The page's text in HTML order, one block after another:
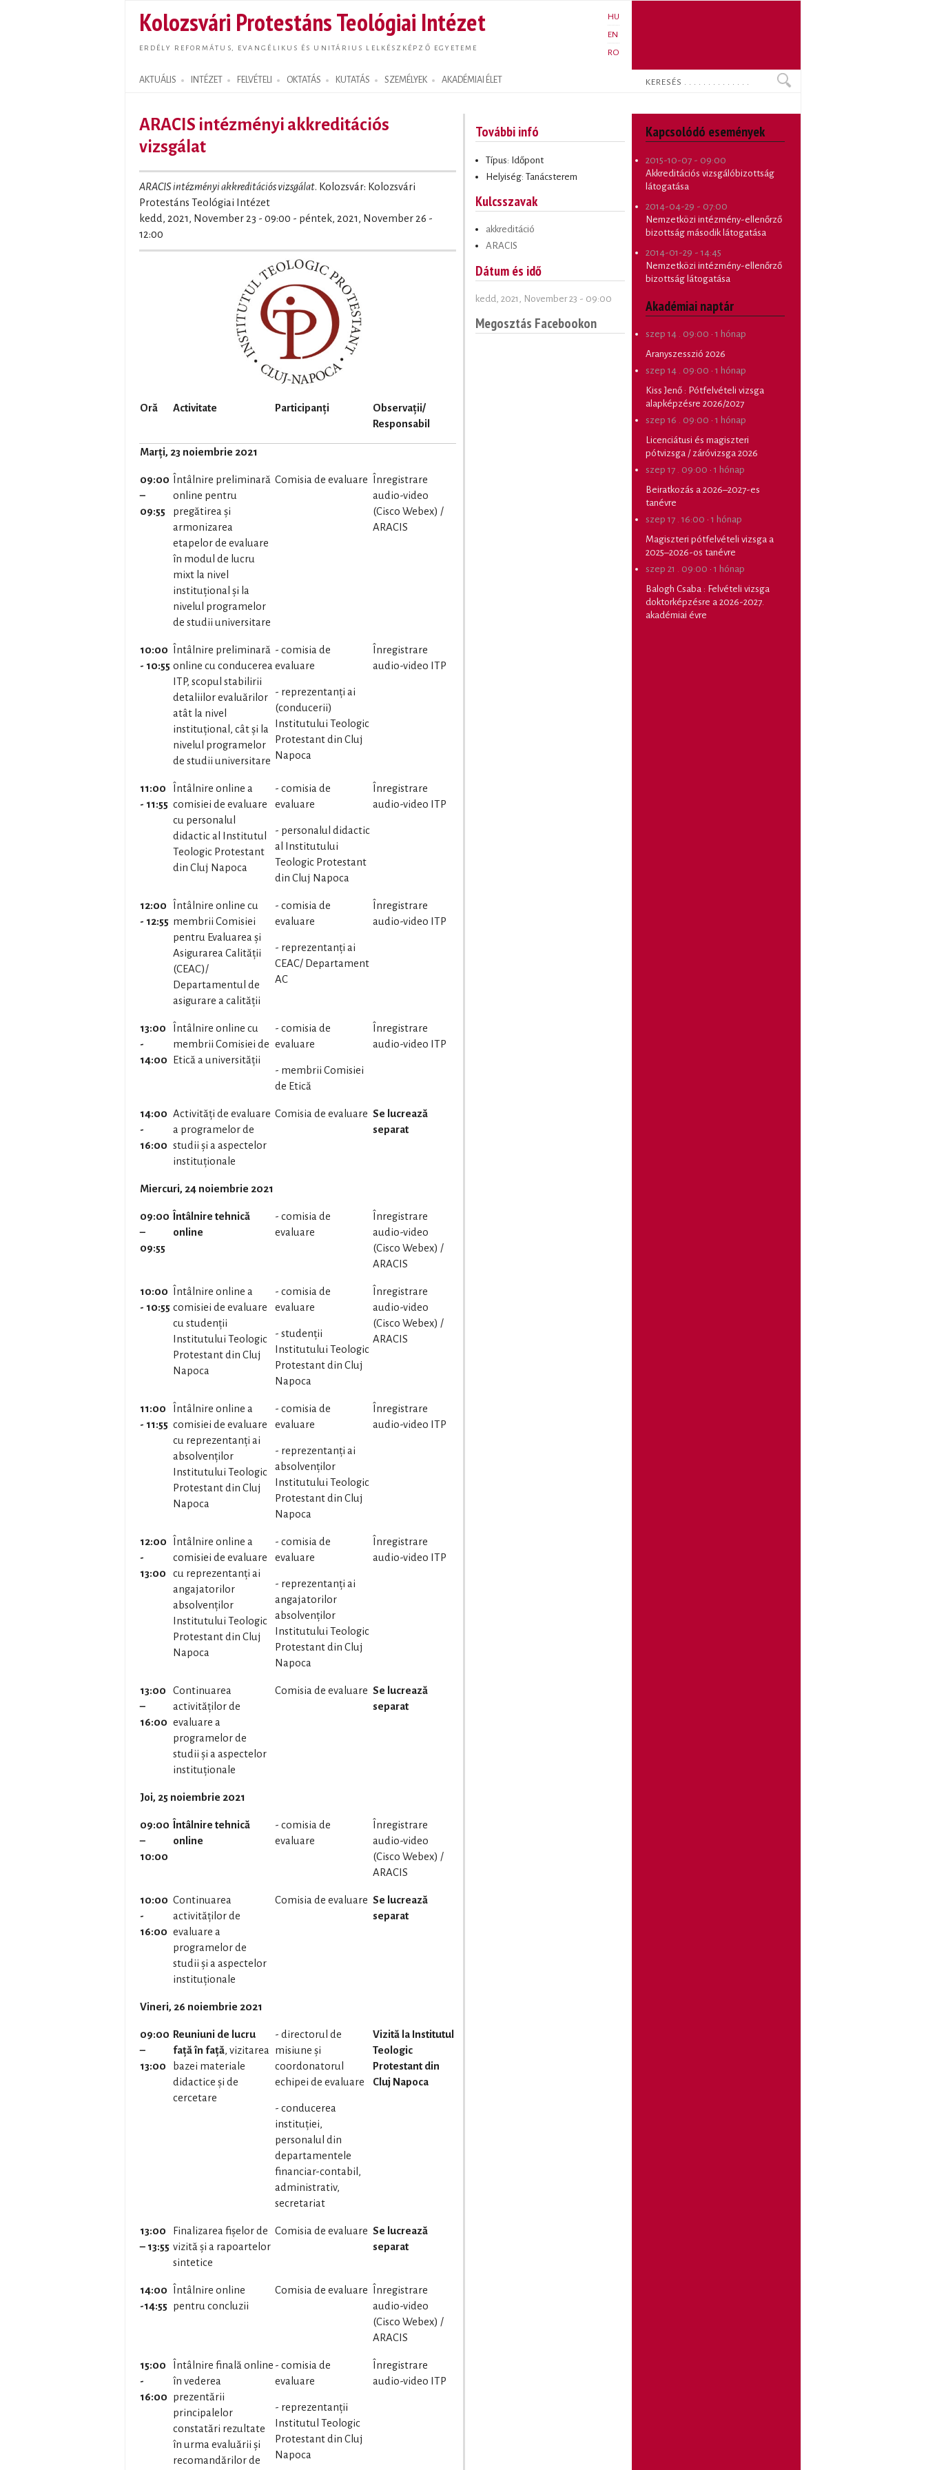
tartalomra
Kolozsvári Protestáns Teológiai Intézet
ERDÉLY REFORMÁTUS, EVANGÉLIKUS ÉS UNITÁRIUS LELKÉSZKÉPZŐ EGYETEME
HU
EN
RO
AKTUÁLIS INTÉZET FELVÉTELI OKTATÁS KUTATÁS SZEMÉLYEK AKADÉMIAI ÉLET
Search form
Keresés
ARACIS intézményi akkreditációs
vizsgálat
ARACIS intézményi akkreditációs vizsgálat. Kolozsvár: Kolozsvári
Protestáns Teológiai Intézet
kedd, 2021, November 23 - 09:00 - péntek, 2021, November 26 -
12:00
Oră Activitate Participanți Observații/
Responsabil
Marți, 23 noiembrie 2021
09:00
–
09:55
Întâlnire preliminară
online pentru
pregătirea și
armonizarea
etapelor de evaluare
în modul de lucru
mixt la nivel
instituțional și la
nivelul programelor
de studii universitare
Comisia de evaluare
Înregistrare
audio-video
(Cisco Webex) /
ARACIS
10:00
- 10:55
Întâlnire preliminară
online cu conducerea
ITP, scopul stabilirii
detaliilor evaluărilor
atât la nivel
instituțional, cât și la
nivelul programelor
de studii universitare
- comisia de
evaluare
- reprezentanți ai
(conducerii)
Institutului Teologic
Protestant din Cluj
Napoca
Înregistrare
audio-video ITP
11:00
- 11:55
Întâlnire online a
comisiei de evaluare
cu personalul
didactic al Institutul
Teologic Protestant
din Cluj Napoca
- comisia de
evaluare
- personalul didactic
al Institutului
Teologic Protestant
din Cluj Napoca
Înregistrare
audio-video ITP
12:00
- 12:55
Întâlnire online cu
membrii Comisiei
pentru Evaluarea și
Asigurarea Calității
(CEAC)/
Departamentul de
asigurare a calității
- comisia de
evaluare
- reprezentanți ai
CEAC/ Departament
AC
Înregistrare
audio-video ITP
13:00
-
14:00
Întâlnire online cu
membrii Comisiei de
Etică a universității
- comisia de
evaluare
- membrii Comisiei
de Etică
Înregistrare
audio-video ITP
14:00
-
16:00
Activități de evaluare
a programelor de
studii și a aspectelor
instituționale
Comisia de evaluare Se lucrează
separat
Miercuri, 24 noiembrie 2021
09:00
–
09:55
Întâlnire tehnică
online
- comisia de
evaluare
Înregistrare
audio-video
(Cisco Webex) /
ARACIS
10:00
- 10:55
Întâlnire online a
comisiei de evaluare
cu studenții
Institutului Teologic
Protestant din Cluj
Napoca
- comisia de
evaluare
- studenții
Institutului Teologic
Protestant din Cluj
Napoca
Înregistrare
audio-video
(Cisco Webex) /
ARACIS
11:00
- 11:55
Întâlnire online a
comisiei de evaluare
cu reprezentanți ai
absolvenților
Institutului Teologic
Protestant din Cluj
Napoca
- comisia de
evaluare
- reprezentanți ai
absolvenților
Institutului Teologic
Protestant din Cluj
Napoca
Înregistrare
audio-video ITP
12:00
-
13:00
Întâlnire online a
comisiei de evaluare
cu reprezentanți ai
angajatorilor
absolvenților
Institutului Teologic
Protestant din Cluj
Napoca
- comisia de
evaluare
- reprezentanți ai
angajatorilor
absolvenților
Institutului Teologic
Protestant din Cluj
Napoca
Înregistrare
audio-video ITP
13:00
–
16:00
Continuarea
activităților de
evaluare a
programelor de
studii și a aspectelor
instituționale
Comisia de evaluare Se lucrează
separat
Joi, 25 noiembrie 2021
09:00
–
10:00
Întâlnire tehnică
online
- comisia de
evaluare
Înregistrare
audio-video
(Cisco Webex) /
ARACIS
10:00
-
16:00
Continuarea
activităților de
evaluare a
programelor de
studii și a aspectelor
instituționale
Comisia de evaluare Se lucrează
separat
Vineri, 26 noiembrie 2021
09:00
–
13:00
Reuniuni de lucru
față în față, vizitarea
bazei materiale
didactice și de
cercetare
- directorul de
misiune și
coordonatorul
echipei de evaluare
- conducerea
instituției,
personalul din
departamentele
financiar-contabil,
administrativ,
secretariat
Vizită la Institutul
Teologic
Protestant din
Cluj Napoca
13:00
– 13:55
Finalizarea fișelor de
vizită și a rapoartelor
sintetice
Comisia de evaluare Se lucrează
separat
14:00
-14:55
Întâlnire online
pentru concluzii
Comisia de evaluare
Înregistrare
audio-video
(Cisco Webex) /
ARACIS
15:00
-
16:00
Întâlnire finală online
în vederea
prezentării
principalelor
constatări rezultate
în urma evaluării și
recomandărilor de
- comisia de
evaluare
- reprezentanții
Institutul Teologic
Protestant din Cluj
Napoca
Înregistrare
audio-video ITP
További infó
Típus: Időpont
Helyiség: Tanácsterem
Kulcsszavak
akkreditáció
ARACIS
Dátum és idő
kedd, 2021, November 23 - 09:00
Megosztás Facebookon
Kapcsolódó események
2015-10-07 - 09:00
Akkreditációs vizsgálóbizottság
látogatása
2014-04-29 - 07:00
Nemzetközi intézmény-ellenőrző
bizottság második látogatása
2014-01-29 - 14:45
Nemzetközi intézmény-ellenőrző
bizottság látogatása
Akadémiai naptár
szep 14 . 09:00 · 1 hónap
Aranyszesszió 2026
szep 14 . 09:00 · 1 hónap
Kiss Jenő : Pótfelvételi vizsga
alapképzésre 2026/2027
szep 16 . 09:00 · 1 hónap
Licenciátusi és magiszteri
pótvizsga / záróvizsga 2026
szep 17 . 09:00 · 1 hónap
Beiratkozás a 2026–2027-es
tanévre
szep 17 . 16:00 · 1 hónap
Magiszteri pótfelvételi vizsga a
2025–2026-os tanévre
szep 21 . 09:00 · 1 hónap
Balogh Csaba : Felvételi vizsga
doktorképzésre a 2026-2027.
akadémiai évre